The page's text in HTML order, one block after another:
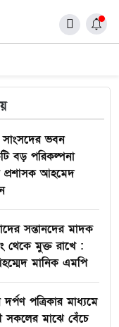
সাংসদের ভবন
বড় পরিকল্পনা
প্রশাসক আহমেদ
সন্তানদের মাদক
থেকে মুক্ত রাখে :
মানিক এমপি
পত্রিকার মাধ্যমে
সকলের মাঝে বেঁচে